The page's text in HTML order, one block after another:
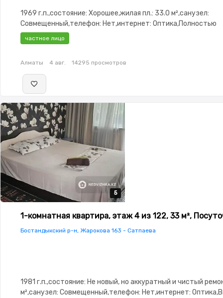
1969 г.п.,состояние: Хорошее,жилая пл.: 33.0 м²,санузел:
Совмещенный,телефон: Нет,интернет: Оптика,Полностью
меблирована,Полностью меблирована,потолки:
охраняемая стоянка,Домофон,Неугловая,Комнаты
частное лицо
Алматы 4 авг. 14295 просмотров
5
5
5
5
5
1-комнатная квартира, этаж 4 из 122, 33 м²,
Бостандыкский р-н, Жарокова 163 - Сатпаева
1981 г.п.,состояние: Не новый, но аккуратный и чистый
м²,санузел: Совмещенный,телефон: Нет,интернет: